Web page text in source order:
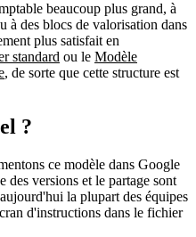
beaucoup plus grand, à
à des blocs de valorisation dans
plus satisfait en
standard ou le Modèle
, de sorte que cette structure est
?
ce modèle dans Google
versions et le partage sont
la plupart des équipes
d'instructions dans le fichier